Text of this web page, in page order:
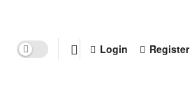
Login Register